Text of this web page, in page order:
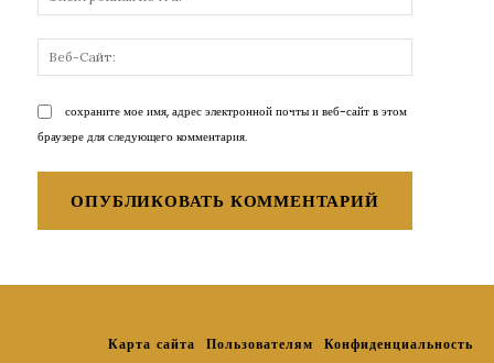
почта:*
Сайт:
сохраните мое имя, адрес электронной почты и веб-сайт в этом
браузере для следующего комментария.
Карта сайта Пользователям Конфиденциальность